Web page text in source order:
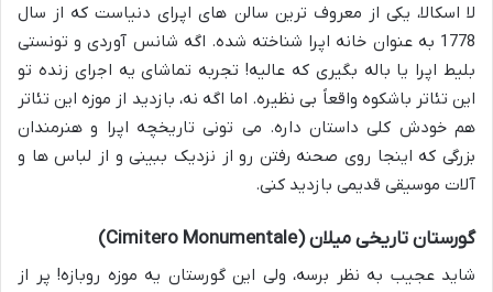
لا اسکالا، یکی از معروف ترین سالن های اپرای دنیاست که از سال
1778 به عنوان خانه اپرا شناخته شده. اگه شانس آوردی و تونستی
بلیط اپرا یا باله بگیری که عالیه! تجربه تماشای یه اجرای زنده تو
این تئاتر باشکوه واقعاً بی نظیره. اما اگه نه، بازدید از موزه این تئاتر
هم خودش کلی داستان داره. می تونی تاریخچه اپرا و هنرمندان
بزرگی که اینجا روی صحنه رفتن رو از نزدیک ببینی و از لباس ها و
آلات موسیقی قدیمی بازدید کنی.
گورستان تاریخی میلان (Cimitero Monumentale)
شاید عجیب به نظر برسه، ولی این گورستان یه موزه روبازه! پر از